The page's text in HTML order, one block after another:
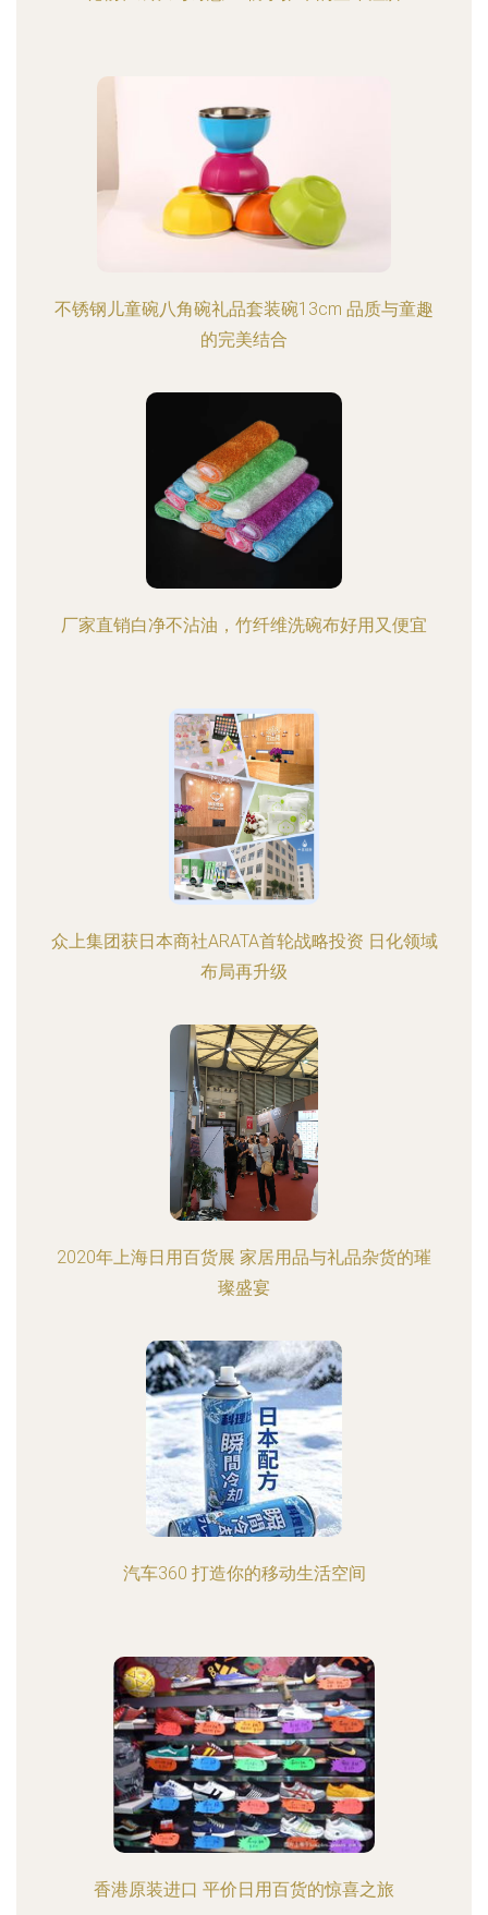
不锈钢儿童碗八角碗礼品套装碗13cm 品质与童趣
的完美结合
厂家直销白净不沾油，竹纤维洗碗布好用又便宜
众上集团获日本商社ARATA首轮战略投资 日化领域
布局再升级
2020年上海日用百货展 家居用品与礼品杂货的璀
璨盛宴
汽车360 打造你的移动生活空间
香港原装进口 平价日用百货的惊喜之旅